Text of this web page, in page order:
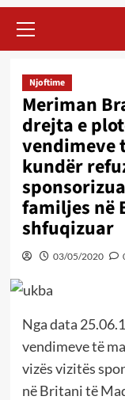
Menu
Njoftime
Meriman
drejta e
vendimeve
kundër
familjes në
shfuqizuar
03/05/2020
Nga data
vendimeve të
vizës vizitës
në Britani të